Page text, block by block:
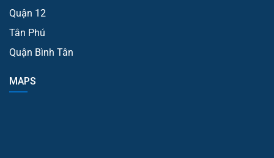
Quận 12
Tân Phú
Quận Bình Tân
MAPS